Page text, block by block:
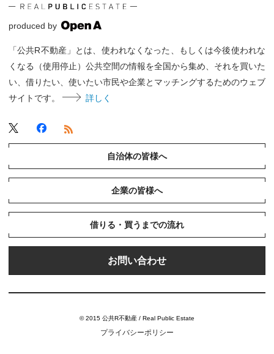
produced by
「公共R不動産」とは、使われなくなった、もしくは今後使われな
くなる（使用停止）公共空間の情報を全国から集め、それを買いた
い、借りたい、使いたい市民や企業とマッチングするためのウェブ
サイトです。
詳しく
自治体の皆様へ
企業の皆様へ
借りる・買うまでの流れ
お問い合わせ
© 2015 公共R不動産 / Real Public Estate
プライバシーポリシー